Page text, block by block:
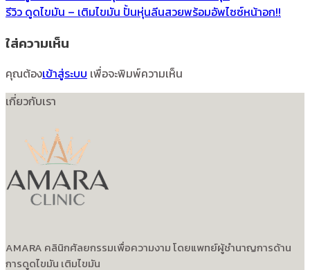
รีวิว ดูดไขมัน – เติมไขมัน ปั้นหุ่นลีนสวยพร้อมอัพไซซ์หน้าอก!!
ใส่ความเห็น
คุณต้องเข้าสู่ระบบ เพื่อจะพิมพ์ความเห็น
เกี่ยวกับเรา
AMARA คลินิกศัลยกรรมเพื่อความงาม โดยแพทย์ผู้ชำนาญการด้าน
การดูดไขมัน เติมไขมัน